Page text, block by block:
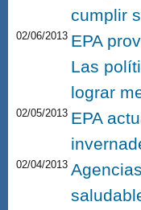
cumplir
02/06/2013 EPA
Las
lograr
02/05/2013 EPA
02/04/2013